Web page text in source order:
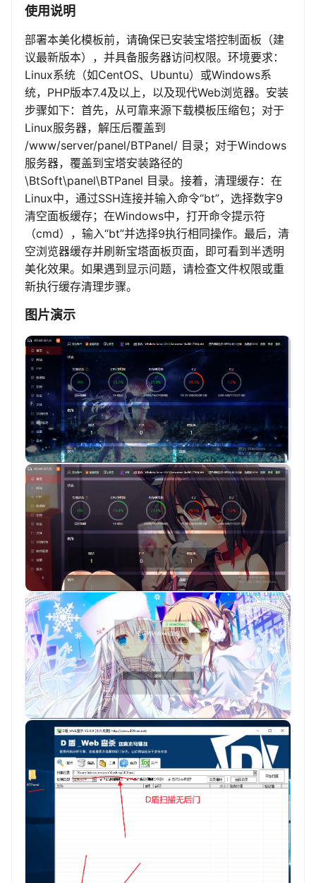
使用说明
部署本美化模板前，请确保已安装宝塔控制面板（建
议最新版本），并具备服务器访问权限。环境要求：
Linux系统（如CentOS、Ubuntu）或Windows系
统，PHP版本7.4及以上，以及现代Web浏览器。安装
步骤如下：首先，从可靠来源下载模板压缩包；对于
Linux服务器，解压后覆盖到
/www/server/panel/BTPanel/ 目录；对于Windows
服务器，覆盖到宝塔安装路径的
\BtSoft\panel\BTPanel 目录。接着，清理缓存：在
Linux中，通过SSH连接并输入命令“bt”，选择数字9
清空面板缓存；在Windows中，打开命令提示符
（cmd），输入“bt”并选择9执行相同操作。最后，清
空浏览器缓存并刷新宝塔面板页面，即可看到半透明
美化效果。如果遇到显示问题，请检查文件权限或重
新执行缓存清理步骤。
图片演示